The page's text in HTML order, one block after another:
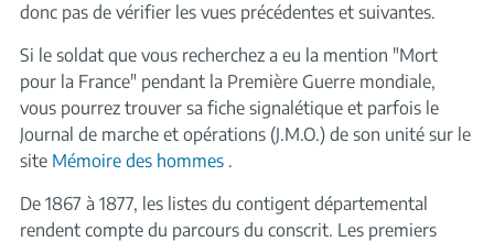
donc pas de vérifier les vues précédentes et suivantes.
Si le soldat que vous recherchez a eu la mention "Mort
pour la France" pendant la Première Guerre mondiale,
vous pourrez trouver sa fiche signalétique et parfois le
Journal de marche et opérations (J.M.O.) de son unité sur le
site Mémoire des hommes.
De 1867 à 1877, les listes du contigent départemental
rendent compte du parcours du conscrit. Les premiers